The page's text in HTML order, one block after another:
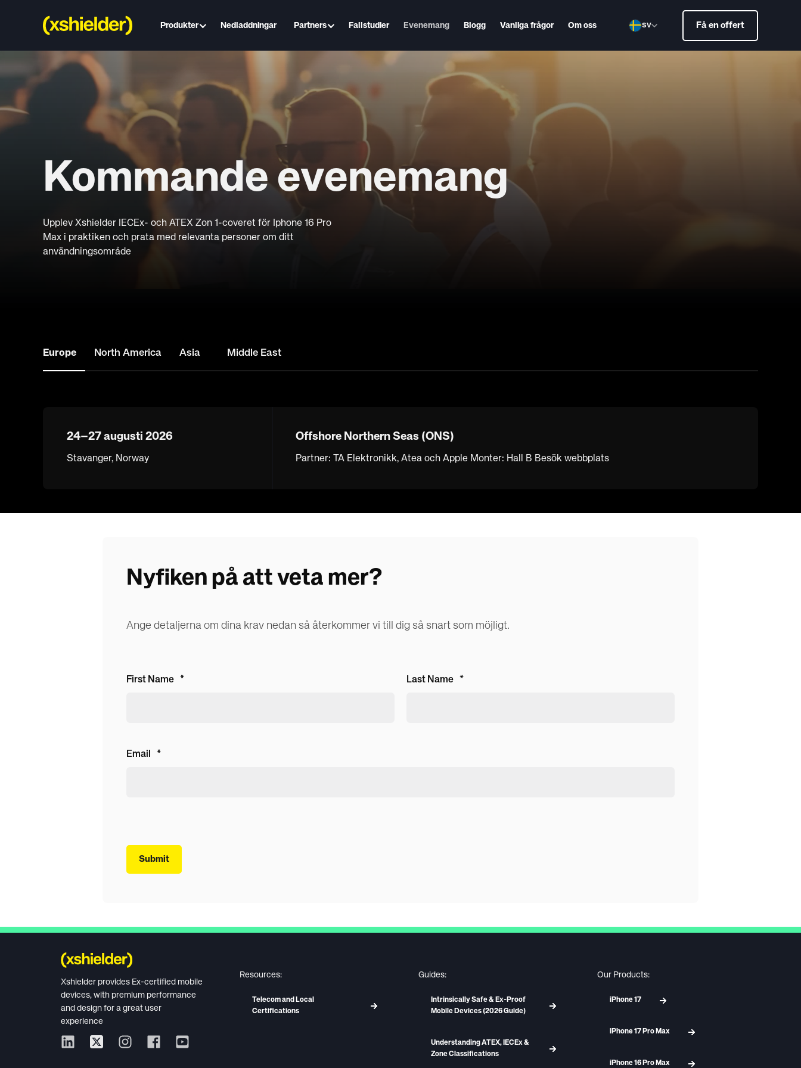
Produkter Nedladdningar Partners Fallstudier Evenemang Blogg Vanliga frågor Om oss SV Få en offert
Kommande evenemang
Upplev Xshielder IECEx- och ATEX Zon 1-coveret för Iphone 16 Pro
Max i praktiken och prata med relevanta personer om ditt
användningsområde
Europe North America Asia Middle East
24–27 augusti 2026
Stavanger, Norway
Offshore Northern Seas (ONS)
Partner: TA Elektronikk, Atea och Apple Monter: Hall B Besök webbplats
Nyfiken på att veta mer?
Ange detaljerna om dina krav nedan så återkommer vi till dig så snart som möjligt.
First Name * Last Name *
Email *
Xshielder provides Ex-certified mobile
devices, with premium performance
and design for a great user
experience
Resources:
Telecom and Local
Certifications
Guides:
Intrinsically Safe & Ex-Proof
Mobile Devices (2026 Guide)
Understanding ATEX, IECEx &
Zone Classifications
Our Products:
iPhone 17
iPhone 17 Pro Max
iPhone 16 Pro Max